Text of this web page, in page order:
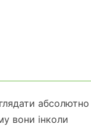
абсолютно
вони інколи